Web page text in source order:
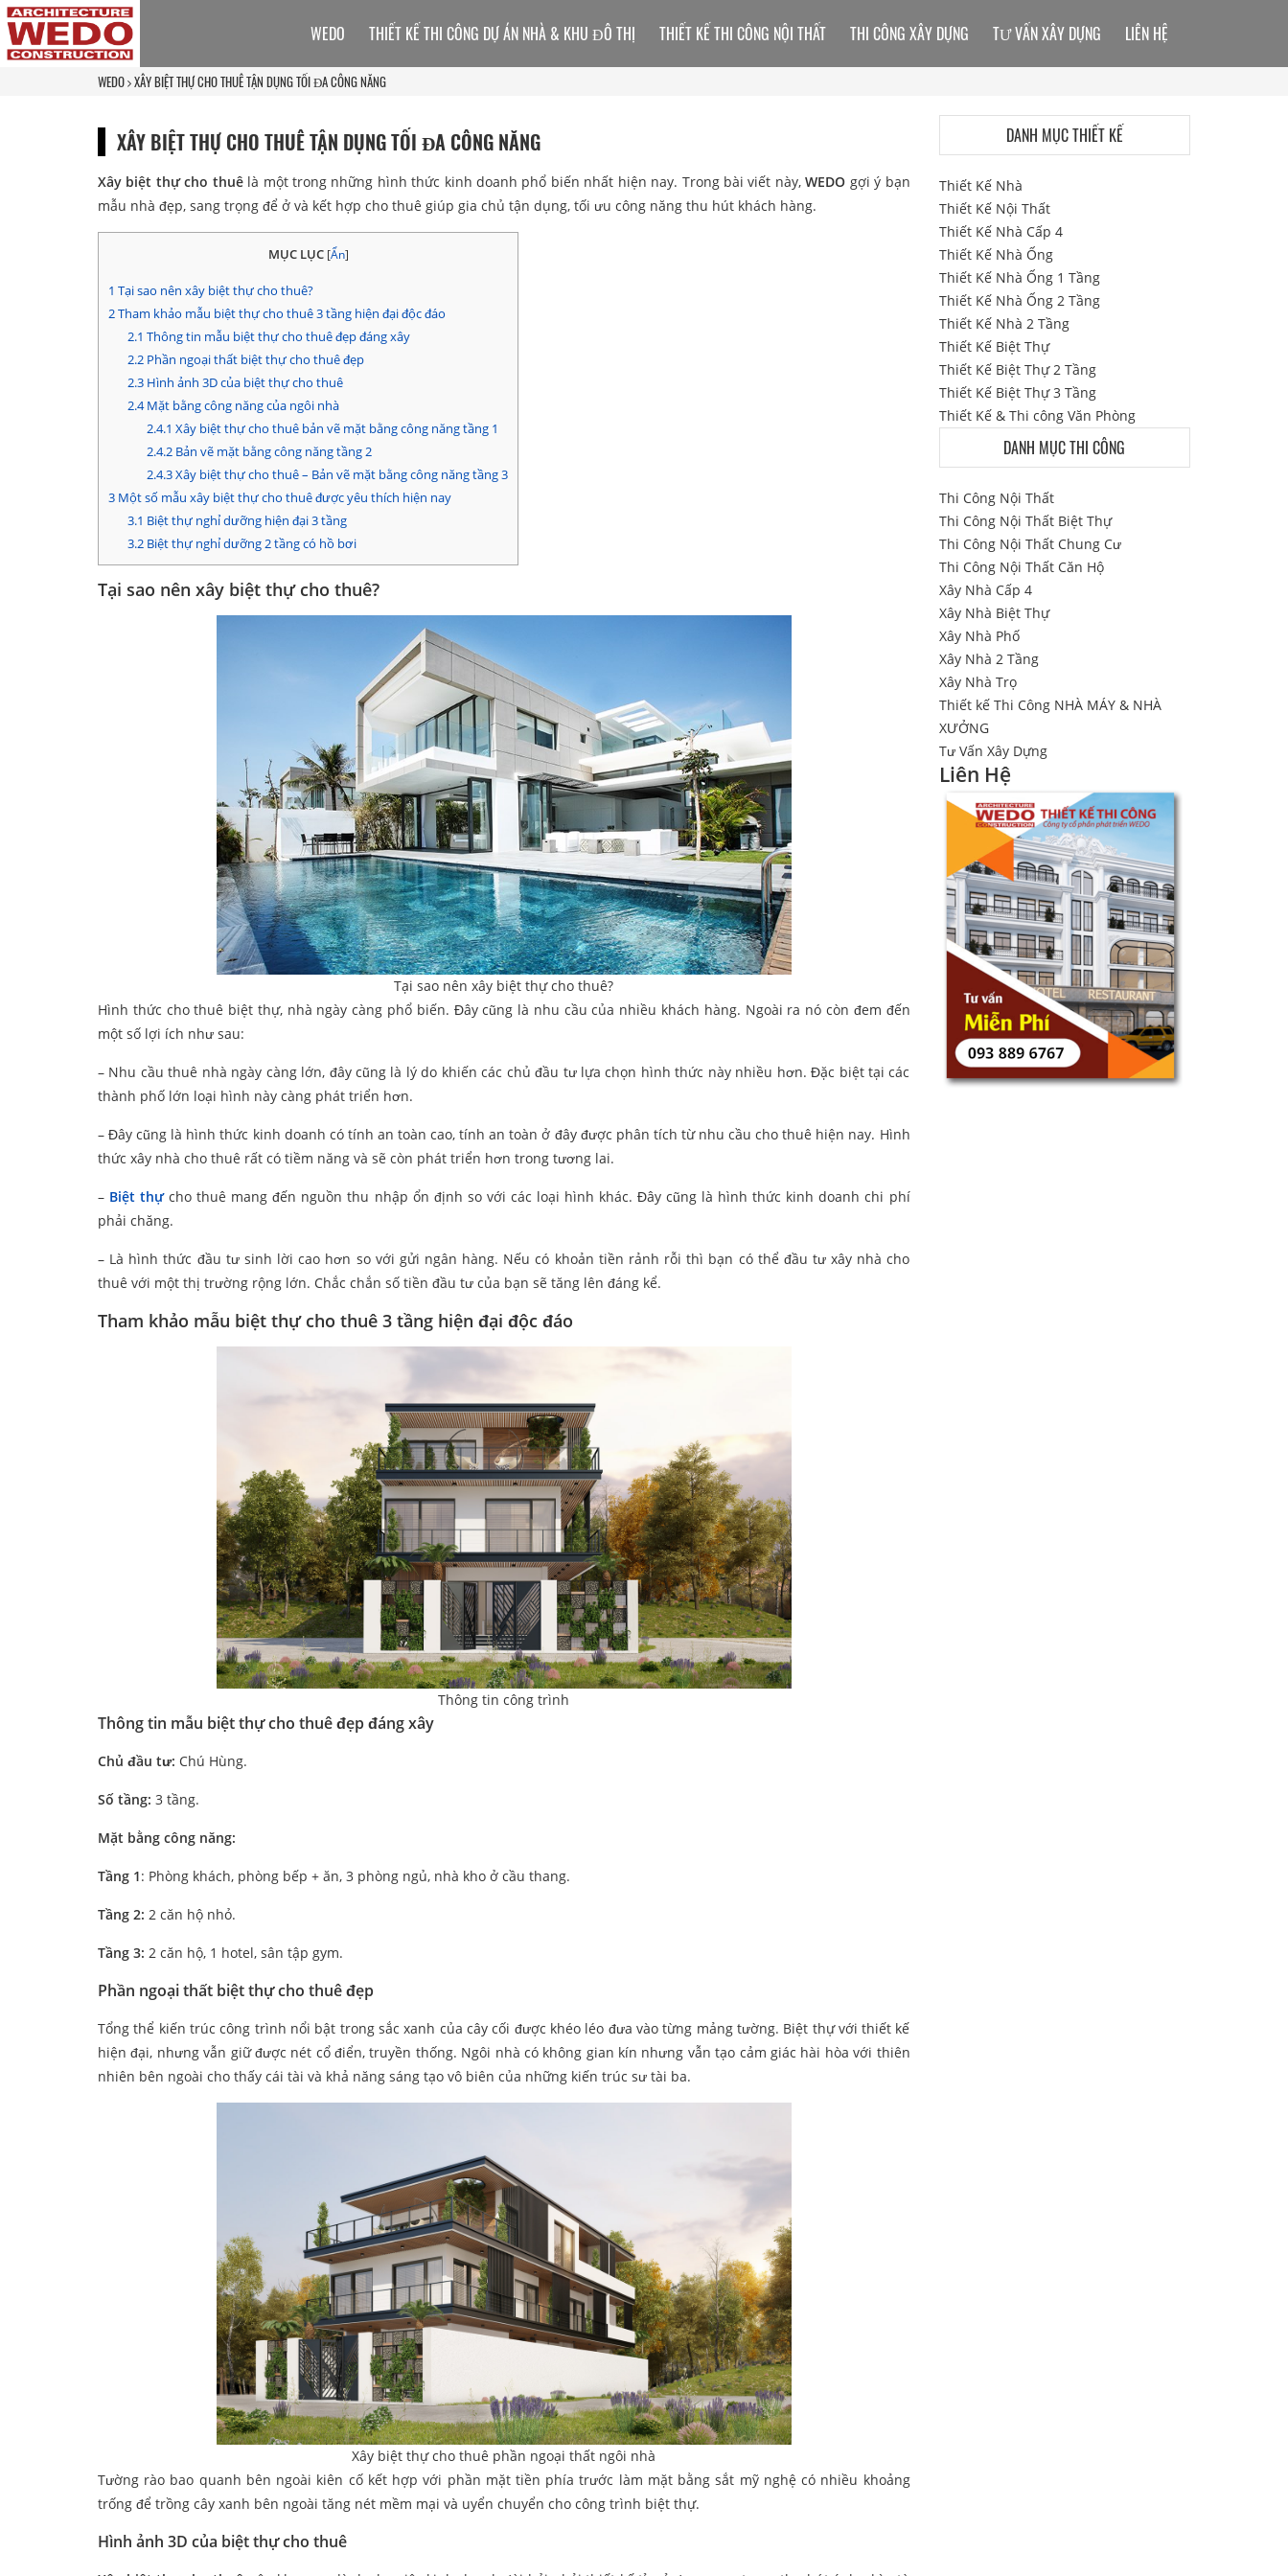
WEDO XÂY BIỆT THỰ CHO THUÊ TẬN DỤNG TỐI ĐA CÔNG NĂNG
XÂY BIỆT THỰ CHO THUÊ TẬN DỤNG TỐI ĐA CÔNG NĂNG
Xây biệt thự cho thuêlà một trong những hình thức kinh doanh phổ biến nhất hiện nay. Trong bài viết này,WEDO gợi ý bạn
mẫu nhà đẹp, sang trọng để ở và kết hợp cho thuê giúp gia chủ tận dụng, tối ưu công năng thu hút khách hàng.
MỤC LỤC [Ẩn]
1 Tại sao nên xây biệt thự cho thuê?
2Tham khảo mẫu biệt thự cho thuê 3 tầng hiện đại độc đáo
2.1 Thông tin mẫu biệt thự cho thuê đẹp đáng xây
2.2Phần ngoại thất biệt thự cho thuê đẹp
2.3Hình ảnh 3D của biệt thự cho thuê
2.4Mặt bằng công năng của ngôi nhà
2.4.1 Xây biệt thự cho thuê bản vẽ mặt bằng công năng tầng 1
2.4.2Bản vẽ mặt bằng công năng tầng 2
2.4.3Xây biệt thự cho thuê – Bản vẽ mặt bằng công năng tầng 3
3 Một số mẫu xây biệt thự cho thuê được yêu thích hiện nay
3.1 Biệt thự nghỉ dưỡng hiện đại 3 tầng
3.2Biệt thự nghỉ dưỡng 2 tầng có hồ bơi
Tại sao nên xây biệt thự cho thuê?
Tại sao nên xây biệt thự cho thuê?
Hình thức cho thuê biệt thự, nhà ngày càng phổ biến. Đây cũng là nhu cầu của nhiều khách hàng. Ngoài ra nó còn đem đến
một số lợi ích như sau:
– Nhu cầu thuê nhà ngày càng lớn, đây cũng là lý do khiến các chủ đầu tư lựa chọn hình thức này nhiều hơn. Đặc biệt tại các
thành phố lớn loại hình này càng phát triển hơn.
– Đây cũng là hình thức kinh doanh có tính an toàn cao, tính an toàn ở đây được phân tích từ nhu cầu cho thuê hiện nay. Hình
thức xây nhà cho thuê rất có tiềm năng và sẽ còn phát triển hơn trong tương lai.
– Biệt thựcho thuê mang đến nguồn thu nhập ổn định so với các loại hình khác. Đây cũng là hình thức kinh doanh chi phí
phải chăng.
– Là hình thức đầu tư sinh lời cao hơn so với gửi ngân hàng. Nếu có khoản tiền rảnh rỗi thì bạn có thể đầu tư xây nhà cho
thuê với một thị trường rộng lớn. Chắc chắn số tiền đầu tư của bạn sẽ tăng lên đáng kể.
Tham khảo mẫu biệt thự cho thuê 3 tầng hiện đại độc đáo
Thông tin công trình
Thông tin mẫu biệt thự cho thuê đẹp đáng xây
Chủ đầu tư: Chú Hùng.
Số tầng: 3 tầng.
Mặt bằng công năng:
Tầng 1: Phòng khách, phòng bếp + ăn, 3 phòng ngủ, nhà kho ở cầu thang.
Tầng 2: 2 căn hộ nhỏ.
Tầng 3: 2 căn hộ, 1 hotel, sân tập gym.
Phần ngoại thất biệt thự cho thuêđẹp
Tổng thể kiến trúc công trình nổi bật trong sắc xanh của cây cối được khéo léo đưa vào từng mảng tường. Biệt thự với thiết kế
hiện đại, nhưng vẫn giữ được nét cổ điển, truyền thống. Ngôi nhà có không gian kín nhưng vẫn tạo cảm giác hài hòa với thiên
nhiên bên ngoài cho thấy cái tài và khả năng sáng tạo vô biên của những kiến trúc sư tài ba.
Xây biệt thự cho thuê phần ngoại thất ngôi nhà
Tường rào bao quanh bên ngoài kiên cố kết hợp với phần mặt tiền phía trước làm mặt bằng sắt mỹ nghệ có nhiều khoảng
trống để trồng cây xanh bên ngoài tăng nét mềm mại và uyển chuyển cho công trình biệt thự.
Hình ảnh 3D của biệt thự cho thuê
WEDO THIẾT KẾ THI CÔNG DỰ ÁN NHÀ & KHU ĐÔ THỊ THIẾT KẾ THI CÔNG NỘI THẤT THI CÔNG XÂY DỰNG TƯ VẤN XÂY DỰNG LIÊN HỆ
DANH MỤC THIẾT KẾ
Thiết Kế Nhà
Thiết Kế Nội Thất
Thiết Kế Nhà Cấp 4
Thiết Kế Nhà Ống
Thiết Kế Nhà Ống 1 Tầng
Thiết Kế Nhà Ống 2 Tầng
Thiết Kế Nhà 2 Tầng
Thiết Kế Biệt Thự
Thiết Kế Biệt Thự 2 Tầng
Thiết Kế Biệt Thự 3 Tầng
Thiết Kế & Thi công Văn Phòng
DANH MỤC THI CÔNG
Thi Công Nội Thất
Thi Công Nội Thất Biệt Thự
Thi Công Nội Thất Chung Cư
Thi Công Nội Thất Căn Hộ
Xây Nhà Cấp 4
Xây Nhà Biệt Thự
Xây Nhà Phố
Xây Nhà 2 Tầng
Xây Nhà Trọ
Thiết kế Thi Công NHÀ MÁY & NHÀ
XƯỞNG
Tư Vấn Xây Dựng
Liên Hệ